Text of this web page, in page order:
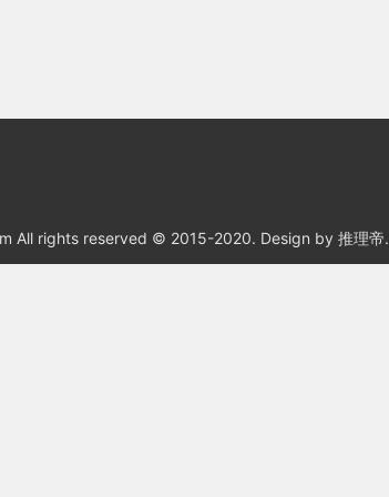
All rights reserved © 2015-2020. Design by 推理帝.